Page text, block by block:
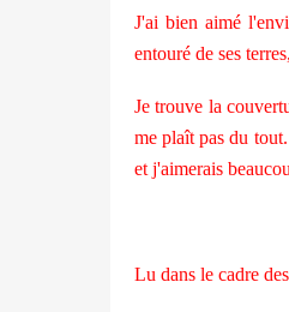
J'ai bien aimé
entouré de ses
Je trouve la
me plaît pas du
et j'aimerais
Lu dans le cadre